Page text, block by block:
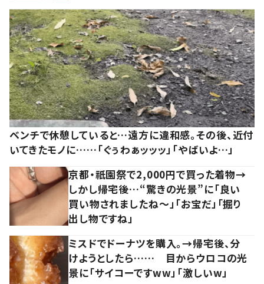
ベンチで休憩していると…遠方に違和感。その後、近付
いてきたモノに……「ぐぅわぁッッッ」「やばいよ…」
京都・祇園祭で2,000円で買った着物→
しかし帰宅後…“驚きの光景”に「良い
買い物されましたね～」「お宝だ」「掘り
出し物ですね」
ミスドでドーナツを購入。→帰宅後、分
けようとしたら…… 目からウロコの光
景に「サイコーですww」「激しいw」